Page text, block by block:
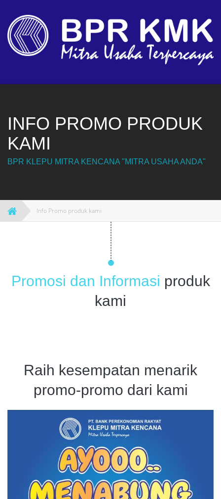
content
INFO PROMO PRODUK
KAMI
BPR KLEPU MITRA KENCANA "MITRA USAHA ANDA"
Info Promo produk kami
Promosi dan Informasi produk
kami
Raih kesempatan menarik
promo-promo dari kami